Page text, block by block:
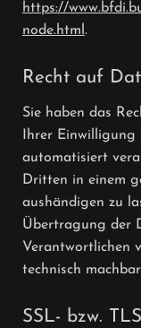
https://
node.html .
Recht auf
Sie haben das
Ihrer
automatisiert
Dritten in einem
aushändigen zu
Übertragung der
Verantwortlichen
technisch
SSL- bzw.